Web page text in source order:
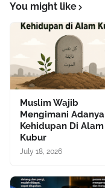
You might like
Muslim Wajib
Mengimani Adanya
Kehidupan Di Alam
Kubur
July 18, 2026